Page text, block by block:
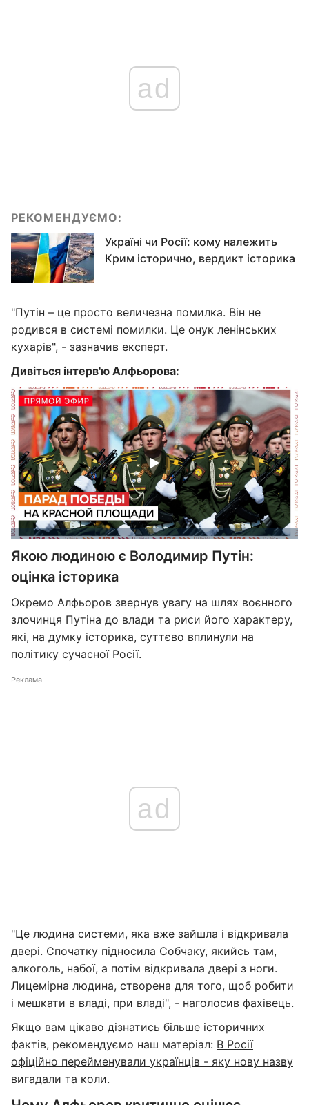
ad
РЕКОМЕНДУЄМО:
Україні чи Росії: кому належить
Крим історично, вердикт історика
"Путін – це просто величезна помилка. Він не
родився в системі помилки. Це онук ленінських
кухарів", - зазначив експерт.
Дивіться інтерв'ю Алфьорова:
Якою людиною є Володимир Путін:
оцінка історика
Окремо Алфьоров звернув увагу на шлях воєнного
злочинця Путіна до влади та риси його характеру,
які, на думку історика, суттєво вплинули на
політику сучасної Росії.
Реклама
ad
"Це людина системи, яка вже зайшла і відкривала
двері. Спочатку підносила Собчаку, якийсь там,
алкоголь, набої, а потім відкривала двері з ноги.
Лицемірна людина, створена для того, щоб робити
і мешкати в владі, при владі", - наголосив фахівець.
Якщо вам цікаво дізнатись більше історичних
фактів, рекомендуємо наш матеріал: В Росії
офіційно перейменували українців - яку нову назву
вигадали та коли.